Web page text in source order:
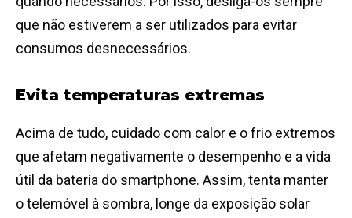
que não estiverem a ser utilizados para evitar
consumos desnecessários.
Evita temperaturas extremas
Acima de tudo, cuidado com calor e o frio extremos
que afetam negativamente o desempenho e a vida
útil da bateria do smartphone. Assim, tenta manter
o telemóvel à sombra, longe da exposição solar